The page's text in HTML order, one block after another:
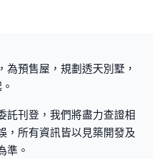
預售屋，規劃透天別墅，
託刊登，我們將盡力查證相
，所有資訊皆以見築開發及
準。